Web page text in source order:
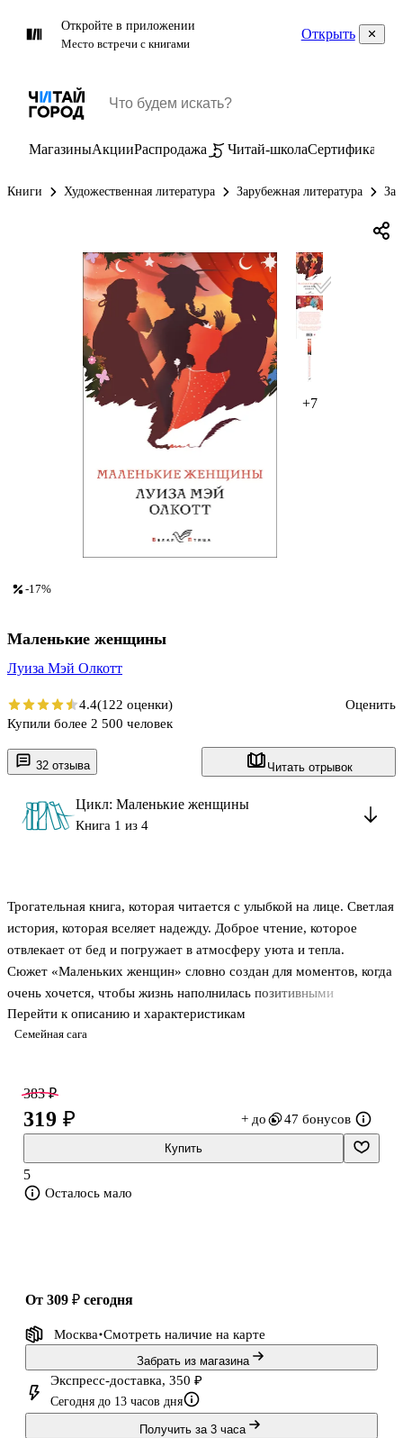
Откройте в приложении
Место встречи с книгами
Открыть
МагазиныАкцииРаспродажа Читай-школаСертификаты
Книги Художественная литература Зарубежная литература
+7
32 отзыва Читать отрывок
Цикл: Маленькие женщины
Книга 1 из 4
Семейная сага
Трогательная книга, которая читается с улыбкой на лице. Светлая
история, которая вселяет надежду. Доброе чтение, которое
отвлекает от бед и погружает в атмосферу уюта и тепла.
Сюжет «Маленьких женщин» словно создан для моментов, когда
очень хочется, чтобы жизнь наполнилась позитивными
эмоциями.
Олкотт писала о девушках и для девушек. На страницах этой
в свое счастливое беззаботное детство, вспомнят свои веселые
шалости, свою первую любовь.
Перейти к описанию и характеристикам
-17%
Маленькие женщины
Луиза Мэй Олкотт
4.4(122 оценки)
Оценить
Купили более 2 500 человек
383 ₽
319 ₽ + до 47 бонусов
Купить
5
Осталось мало
от 309 ₽ сегодня
Москва Смотреть наличие на карте
Забрать из магазина
Экспресс-доставка, 350 ₽
Сегодня до 13 часов дня
Получить за 3 часа